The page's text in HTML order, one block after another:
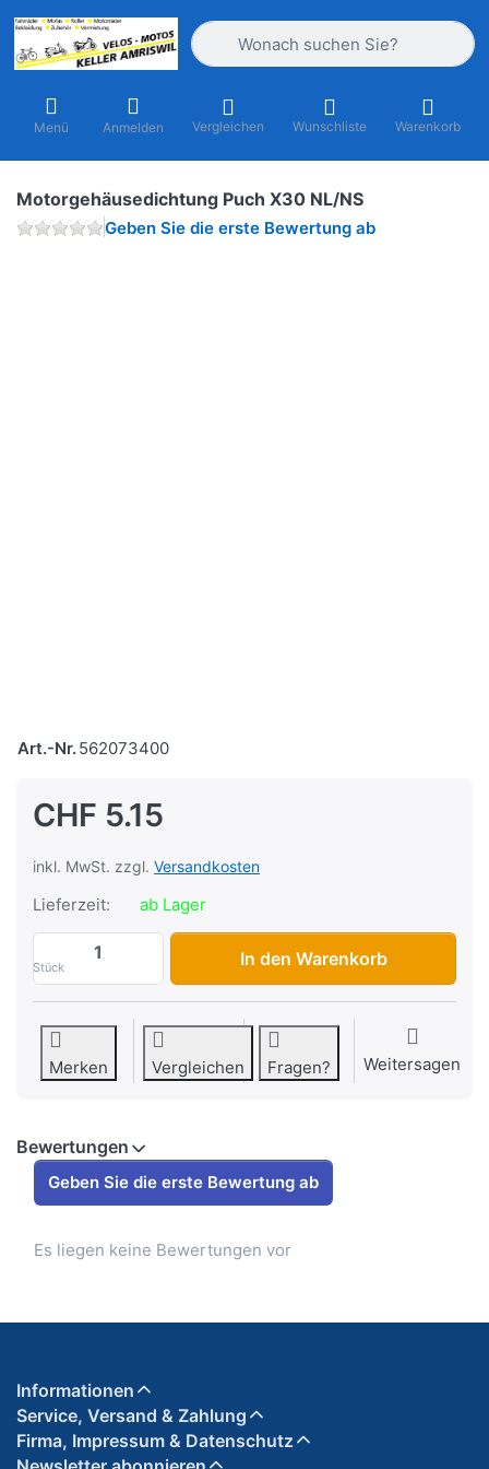
Geben Sie einen Suchbegriff ein.
Menü Anmelden Vergleichen Wunschliste Warenkorb
Motorgehäusedichtung Puch X30 NL/NS
Geben Sie die erste Bewertung ab
Art.-Nr.562073400
CHF 5.15
inkl. MwSt. zzgl. Versandkosten
Lieferzeit: ab Lager
Stück
Motorgehäusedichtung Puch X30 NL/NS
In den Warenkorb
Merken Vergleichen Fragen? Weitersagen
Bewertungen
Geben Sie die erste Bewertung ab
Es liegen keine Bewertungen vor
Informationen
Service, Versand & Zahlung
Firma, Impressum & Datenschutz